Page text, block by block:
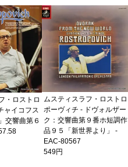
・ロストロ
ャイコフス
交響曲第６
ムスティスラフ・ロストロ
ポーヴィチ - ドヴォルザー
ク：交響曲第９番ホ短調作
品９５「新世界より」 -
EAC-80567
549円